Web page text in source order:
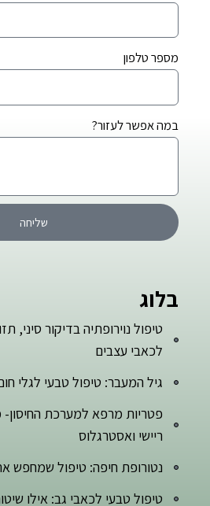
בלוג
טיפול נוירופתיה בדיקור סיני,
לכאבי עצבים
גיל המעבר: טיפול טבעי לגלי
פטריות מרפא למערכת
ריישי ואסטרגלוס
נטורופת חיפה: טיפול שמחפש
טיפול טבעי לכאבי גב: אילו
מספר טלפון
במה אפשר לעזור?
שליחה